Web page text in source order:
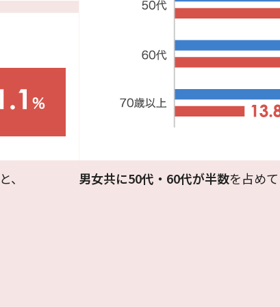
と、
男女共に50代・60代が半数を占め